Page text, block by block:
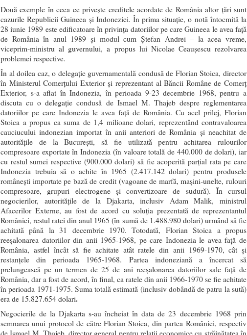
Două exemple în ceea ce priveşte creditele acordate de România altor ţări sunt
cazurile Republicii Guineea şi Indoneziei. În prima situaţie, o notă întocmită la
28 iunie 1989 este edificatoare în privinţa datoriilor pe care Guineea le avea faţă
de România în anul 1989 şi modul cum Ştefan Andrei – la acea vreme,
viceprim-ministru al guvernului, a propus lui Nicolae Ceauşescu rezolvarea
problemei respective.
În al doilea caz, o delegaţie guvernamentală condusă de Florian Stoica, director
în Ministerul Comerţului Exterior şi reprezentant al Băncii Române de Comerţ
Exterior, s-a aflat în Indonezia, în perioada 9-23 decembrie 1968, pentru a
discuta cu o delegaţie condusă de Ismael M. Thajeb despre reglementarea
datoriilor pe care Indonezia le avea faţă de România. Cu acel prilej, Florian
Stoica a propus ca suma de 1,4 milioane dolari, reprezentând contravaloarea
cauciucului indonezian importat în anii anteriori de România şi neachitat de
autorităţile de la Bucureşti, să fie utilizată pentru achitarea rulourilor
compresoare exportate în Indonezia (în valoare totală de 440.000 de dolari), iar
cu restul sumei respective (900.000 dolari) să fie acoperită parţial rata pe care
Indonezia trebuia să o achite în 1965 (2.417.142 dolari) pentru produsele
româneşti importate pe bază de credit (vagoane de marfă, maşini-unelte, rulouri
compresoare, grupuri electrogene şi convertizoare de sudură). În cursul
negocierilor, autorităţile de la Djakarta, inclusiv Adam Malik, ministrul
Afacerilor Externe, au fost de acord cu soluţia prezentată de reprezentantul
României, restul ratei din anul 1965 (în sumă de 1.488.980 dolari) urmând să fie
achitată până la 31 decembrie 1970. Totodată, Florian Stoica a propus
reeşalonarea datoriilor din anii 1965-1968, pe care Indonezia le avea faţă de
România, astfel încât să fie achitate atât ratele din anii 1969-1970, cât şi
restanţele din perioada 1965-1968. Partea indoneziană a încercat să
prelungească pe un termen de 25 de ani reeşalonarea datoriilor sale faţă de
România, dar a fost de acord, în final, ca ratele din anii 1966-1970 se fie achitate
în perioada 1971-1975. Suma totală estimată (inclusiv dobândă de patru la sută)
era de 15.827.654 dolari.
Negocierile de la Djakarta s-au încheiat în data de 23 decembrie 1968 prin
semnarea unui protocol de către Florian Stoica, din partea României, respectiv
de Ismael M. Thajeb, director general pentru relaţii economice cu străinătatea în